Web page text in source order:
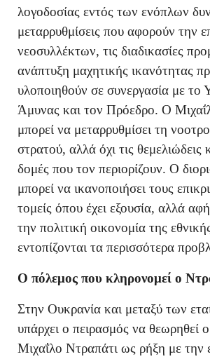
λογοδοσίας εντός των ενόπλων
μεταρρυθμίσεις που αφορούν την
νεοσυλλέκτων, τις διαδικασίες
ανάπτυξη μαχητικής ικανότητας
υλοποιηθούν σε συνεργασία με το
Άμυνας και τον Πρόεδρο. Ο
μπορεί να μεταρρυθμίσει τη
στρατού, αλλά όχι τις θεμελιώδεις
δομές που τον περιορίζουν. Ο
μπορεί να ικανοποιήσει τους
τομείς όπου έχει εξουσία, αλλά
την πολιτική οικονομία της
εντοπίζονται τα περισσότερα
Ο πόλεμος που κληρονομεί ο
Στην Ουκρανία και μεταξύ των
υπάρχει ο πειρασμός να θεωρηθεί
Μιχαΐλο Ντραπάτι ως ρήξη με την